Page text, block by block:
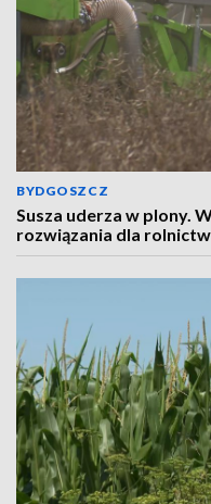
BYDGOSZCZ
Susza uderza w plony.
rozwiązania dla